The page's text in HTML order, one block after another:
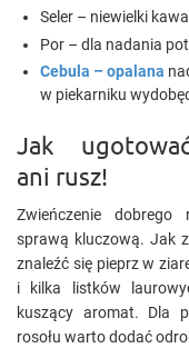
Seler – niewielki
Por – dla nadania
Cebula – opalana
w piekarniku
Jak
ani rusz!
Zwieńczenie dobrego
sprawą kluczową. Jak
znaleźć się pieprz w
i kilka listków
kuszący aromat. Dla
rosołu warto dodać